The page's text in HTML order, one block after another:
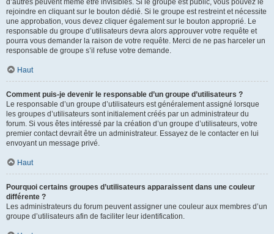
d’autres peuvent même être invisibles. Si le groupe est public, vous pouvez le
rejoindre en cliquant sur le bouton dédié. Si le groupe est restreint et nécessite
une approbation, vous devez cliquer également sur le bouton approprié. Le
responsable du groupe d’utilisateurs devra alors approuver votre requête et
pourra vous demander la raison de votre requête. Merci de ne pas harceler un
responsable de groupe s’il refuse votre demande.
Haut
Comment puis-je devenir le responsable d’un groupe d’utilisateurs ?
Le responsable d’un groupe d’utilisateurs est généralement assigné lorsque
les groupes d’utilisateurs sont initialement créés par un administrateur du
forum. Si vous êtes intéressé par la création d’un groupe d’utilisateurs, votre
premier contact devrait être un administrateur. Essayez de le contacter en lui
envoyant un message privé.
Haut
Pourquoi certains groupes d’utilisateurs apparaissent dans une couleur
différente ?
Les administrateurs du forum peuvent assigner une couleur aux membres d’un
groupe d’utilisateurs afin de faciliter leur identification.